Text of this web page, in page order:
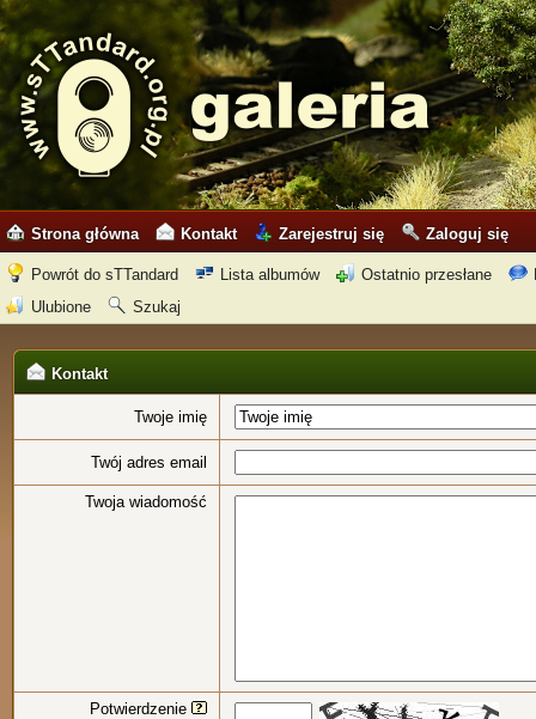
Strona główna Kontakt Zarejestruj się Zaloguj się
Powrót do sTTandard Lista albumów Ostatnio przesłane
Ulubione
Szukaj
Kontakt
Twoje imię
Twój adres email
Twoja wiadomość
Potwierdzenie